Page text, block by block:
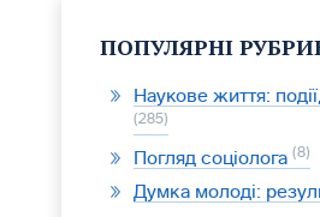
ПОПУЛЯРНІ
Наукове життя:
285
Погляд соціолога 8
Думка молоді: